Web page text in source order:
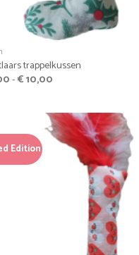
trappelkussen
-€10,00Prijsklasse:
€ 10,00
Edition